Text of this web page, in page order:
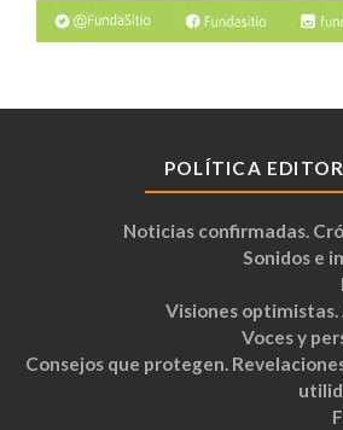
POLÍTICA
Noticias confirmadas.
Sonidos e
Visiones
Voces y
Consejos que protegen.